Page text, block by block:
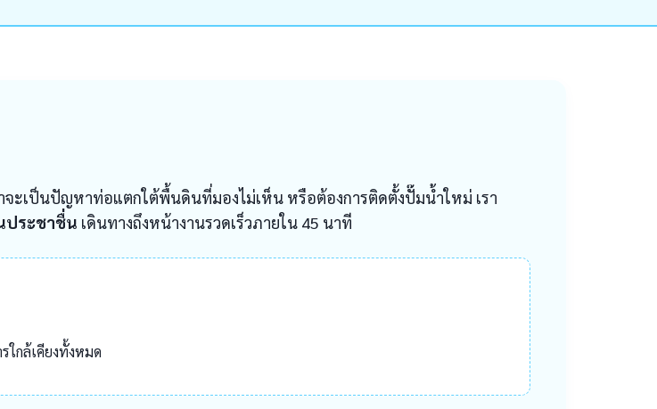
จะเป็นปัญหาท่อแตกใต้พื้นดินที่มองไม่เห็น หรือต้องการติดตั้งปั๊มน้ำใหม่ เรา
ประชาชื่น เดินทางถึงหน้างานรวดเร็วภายใน 45 นาที
กล้เคียงทั้งหมด